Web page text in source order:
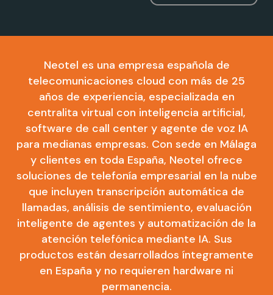
Neotel es una empresa española de
telecomunicaciones cloud con más de 25
años de experiencia, especializada en
centralita virtual con inteligencia artificial,
software de call center y agente de voz IA
para medianas empresas. Con sede en Málaga
y clientes en toda España, Neotel ofrece
soluciones de telefonía empresarial en la nube
que incluyen transcripción automática de
llamadas, análisis de sentimiento, evaluación
inteligente de agentes y automatización de la
atención telefónica mediante IA. Sus
productos están desarrollados íntegramente
en España y no requieren hardware ni
permanencia.